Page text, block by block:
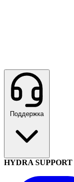
Поддержка
HYDRA SUPPORT